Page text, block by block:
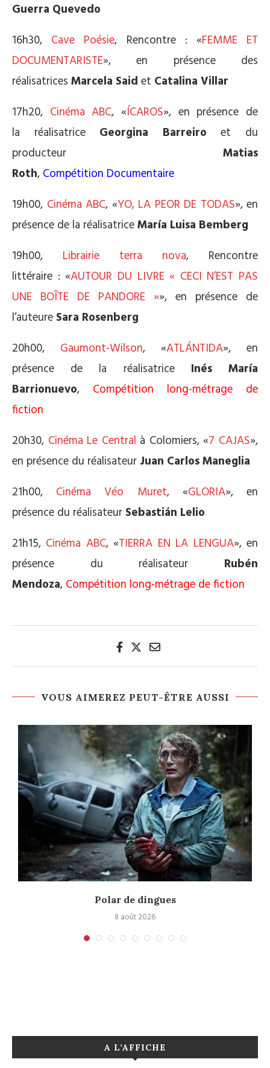
Guerra Quevedo
16h30, Cave Poésie, Rencontre : «FEMME ET
DOCUMENTARISTE», en présence des
réalisatrices Marcela Said et Catalina Villar
17h20, Cinéma ABC, «ÍCAROS», en présence de
la réalisatrice Georgina Barreiro et du
producteur Matias
Roth, Compétition Documentaire
19h00, Cinéma ABC, «YO, LA PEOR DE TODAS», en
présence de la réalisatriceMaría Luisa Bemberg
19h00, Librairie terra nova, Rencontre
littéraire : «AUTOUR DU LIVRE « CECI N’EST PAS
UNE BOÎTE DE PANDORE »», en présence de
l’auteure Sara Rosenberg
20h00, Gaumont-Wilson, «ATLÁNTIDA», en
présence de la réalisatrice Inés María
Barrionuevo, Compétition long-métrage de
fiction
20h30, Cinéma Le Central à Colomiers, «7 CAJAS»,
en présence du réalisateur Juan Carlos Maneglia
21h00, Cinéma Véo Muret, «GLORIA», en
présence du réalisateur Sebastián Lelio
21h15, Cinéma ABC, «TIERRA EN LA LENGUA», en
présence du réalisateur Rubén
Mendoza, Compétition long-métrage de fiction
VOUS AIMEREZ PEUT-ÊTRE AUSSI
Polar de dingues
8 août 2026
A L’AFFICHE